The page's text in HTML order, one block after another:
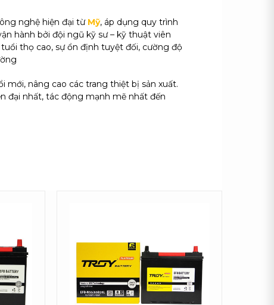
nghệ hiện đại từ Mỹ, áp dụng quy trình
hành bởi đội ngũ kỹ sư – kỹ thuật viên
thọ cao, sự ổn định tuyệt đối, cường độ
nâng cao các trang thiệt bị sản xuất.
đại nhất, tác động mạnh mẽ nhất đến